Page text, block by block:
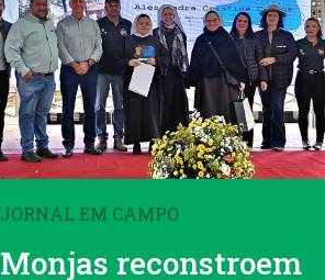
JORNAL EM CAMPO
Monjas reconstroem